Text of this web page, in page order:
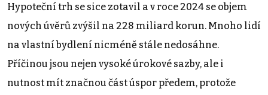
Hypoteční trh se sice zotavil a v roce 2024 se objem
nových úvěrů zvýšil na 228 miliard korun. Mnoho lidí
na vlastní bydlení nicméně stále nedosáhne.
Příčinou jsou nejen vysoké úrokové sazby, ale i
nutnost mít značnou část úspor předem, protože